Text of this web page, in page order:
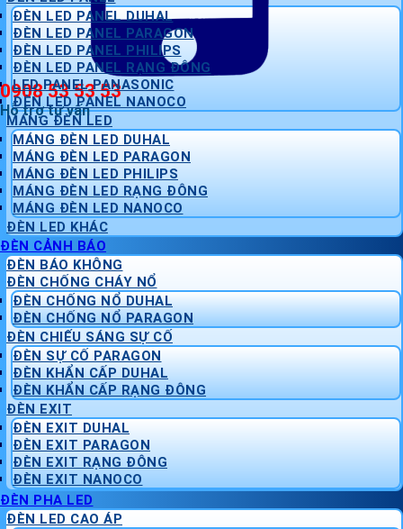
0908 53 53 53
Hỗ trợ tư vấn
ĐÈN LED PANEL DUHAL
ĐÈN LED PANEL PARAGON
ĐÈN LED PANEL PHILIPS
ĐÈN LED PANEL RẠNG ĐÔNG
LED PANEL PANASONIC
ĐÈN LED PANEL NANOCO
MÁNG ĐÈN LED
MÁNG ĐÈN LED DUHAL
MÁNG ĐÈN LED PARAGON
MÁNG ĐÈN LED PHILIPS
MÁNG ĐÈN LED RẠNG ĐÔNG
MÁNG ĐÈN LED NANOCO
ĐÈN LED KHÁC
ĐÈN CẢNH BÁO
ĐÈN BÁO KHÔNG
ĐÈN CHỐNG CHÁY NỔ
ĐÈN CHỐNG NỔ DUHAL
ĐÈN CHỐNG NỔ PARAGON
ĐÈN CHIẾU SÁNG SỰ CỐ
ĐÈN SỰ CỐ PARAGON
ĐÈN KHẨN CẤP DUHAL
ĐÈN KHẨN CẤP RẠNG ĐÔNG
ĐÈN EXIT
ĐÈN EXIT DUHAL
ĐÈN EXIT PARAGON
ĐÈN EXIT RẠNG ĐÔNG
ĐÈN EXIT NANOCO
ĐÈN PHA LED
ĐÈN LED CAO ÁP